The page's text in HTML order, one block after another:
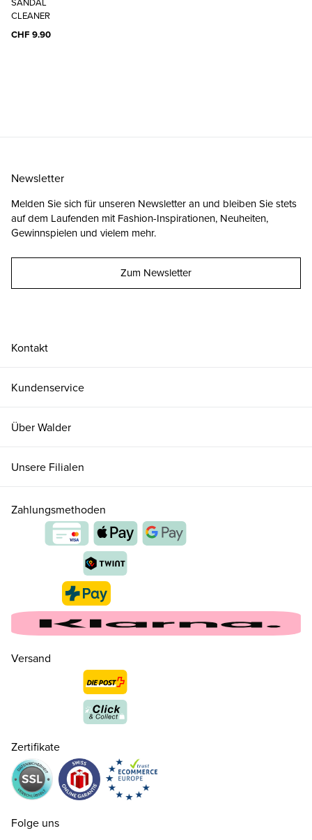
CHF 139.00
CLEANER
CHF 9.90
Kontakt
Kundenservice
Über Walder
Unsere Filialen
Newsletter
Melden Sie sich für unseren Newsletter an und bleiben Sie stets
auf dem Laufenden mit Fashion-Inspirationen, Neuheiten,
Gewinnspielen und vielem mehr.
Zum Newsletter
Zahlungsmethoden
Versand
Zertifikate
Folge uns